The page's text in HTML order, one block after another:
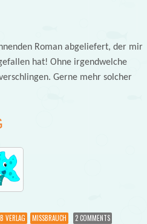
Roman abgeliefert, der mir
hat! Ohne irgendwelche
Gerne mehr solcher
VERLAG MISSBRAUCH 2 COMMENTS